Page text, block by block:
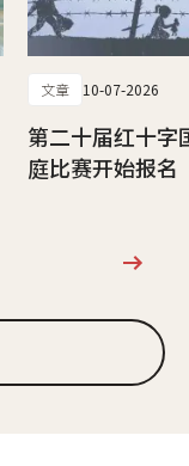
文章 10-07-2026
第二十届红十字
庭比赛开始报名